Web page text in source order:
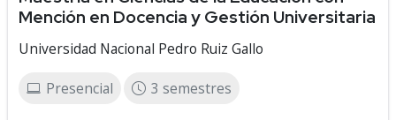
Mención en Docencia y Gestión Universitaria
Universidad Nacional Pedro Ruiz Gallo
Presencial 3 semestres